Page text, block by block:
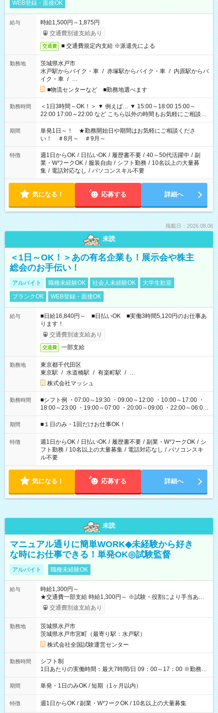
WEB登録・面接OK
給与
時給1,500円～1,875円
交通費別途支給あり
交通費 ■ 交通費規定内支給 ※派遣先による
勤務地
茨城県水戸市
水戸駅からバイク・車 / 赤塚駅からバイク・車 / 内原駅からバ
イク・車 / …
■物流センターなど ■勤務地選べます
勤務時間
＜1日3時間～OK！＞ ▼ 例えば… ▼ 15:00～18:00 15:00～
22:00 17:00～22:00 など こちら以外の時間もお気軽にご相談く
ださい！
期間
単発1日～！ ★勤務開始日や期間はお気軽にご相談くださ
い！ ＃8月～ ＃9月～
特徴 週1日からOK / 日払いOK / 履歴書不要 / 40～50代活躍中 / 副
業・WワークOK / 服装自由 / シフト勤務 / 10名以上の大量募
集 / 電話対応なし / パソコンスキル不要
気になる！ 応募する 詳細へ
掲載日：2026.08.06
未読
＜1日～OK！＞あの有名企業も！展示会や株主
総会のお手伝い！
アルバイト 職種未経験OK 社会人未経験OK
大学生歓迎
ブランクOK
WEB登録・面接OK
給与
■日給16,840円～ ■日払いOK ■実働3時間5,120円のお仕事あ
ります！
交通費別途支給あり
交通費 一部支給
勤務地
東京都千代田区
東京駅 / 水道橋駅 / 有楽町駅 / …
株式会社マッシュ
勤務時間
■シフト例 ・07:00～19:30 ・09:00～12:00 ・10:00～17:00 ・
18:00～23:00 ・19:00～07:00 ・20:00～09:00 ・22:00～06:00
etc ★最短で3時間で5,120円のお仕事から 15時間で2万円近く稼
げるお仕事も！ ご希望のお時間に合わせてご紹介！ ※シフトは
ください！
期間 ■１日のみ・1回だけお仕事OK！
特徴 週1日からOK / 日払いOK / 履歴書不要 / 副業・WワークOK / シ
フト勤務 / 10名以上の大量募集 / 電話対応なし / パソコンスキ
ル不要
気になる！ 応募する 詳細へ
未読
マニュアル通りに簡単WORK◆未経験から好き
な時にお仕事できる！単発OK◎試験監督
アルバイト 職種未経験OK
給与
時給1,300円～
★交通費一部支給 時給1,300円～ ※試験・役割により手当あり
※勤務回数により昇給あり 【即給（前払い）オプションあ
り！】 希望される場合、勤務から1週間ほどで給与の一部を受け
例】 ・河合塾模擬試験 8:30～17:30（休憩1時間） 時給1,300円
×8時間＝日収10,400円＋交通費 ※当日の役割により時給＋100
円の場合あり ・国家試験 7:00～13:30（休憩なし） 時給1,300
円（役割手当＋100円）×6時間＝日収8,400円＋交通費 【試用期
間】試用期間なし
交通費別途支給あり
勤務地
茨城県水戸市
茨城県水戸市宮町（最寄り駅：水戸駅）
株式会社全国試験運営センター
勤務時間
シフト制
1日あたりの実働時間：最大7時間/日 09：00～17：00 ※勤務時
間は 試験により異なります。
期間 単発・1日のみOK / 短期（1ヶ月以内）
特徴 週1日からOK / 副業・WワークOK / 10名以上の大量募集